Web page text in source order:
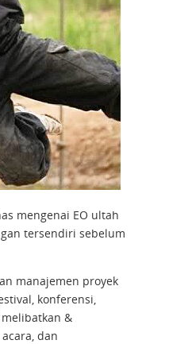
mengenai EO ultah
tersendiri sebelum
manajemen proyek
konferensi,
&
dan